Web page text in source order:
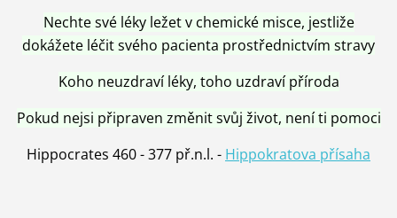
Nechte své léky ležet v chemické misce, jestliže
dokážete léčit svého pacienta prostřednictvím stravy
Koho neuzdraví léky, toho uzdraví příroda
Pokud nejsi připraven změnit svůj život, není ti pomoci
Hippocrates 460 - 377 př.n.l. - Hippokratova přísaha